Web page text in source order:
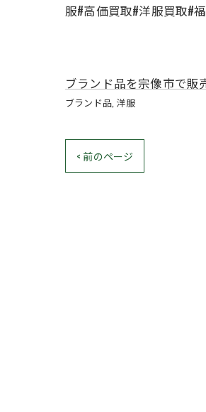
服#高価買取#洋服買取#
ブランド品を宗像市で販
ブランド品 洋服
< 前のページ